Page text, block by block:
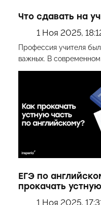
Что сдавать на
1 Ноя 2025,
Профессия учителя
важных. В
ЕГЭ по
прокачать
1 Ноя 2025,